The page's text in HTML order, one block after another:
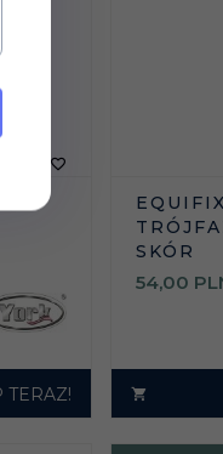
TERAZ!
SKÓR
54,00